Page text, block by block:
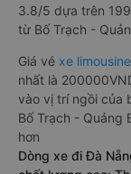
3.8/5 dựa trên
từ Bố Trạch -
Giá vé xe
nhất là
vào vị trí ngồi của
Bố Trạch - Quảng
hơn
Dòng xe đi Đà